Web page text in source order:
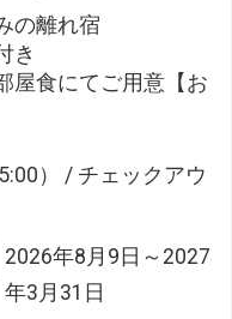
の離れ宿
き
屋食にてご用意【お
） / チェックアウ
2026年8月9日～2027
年3月31日